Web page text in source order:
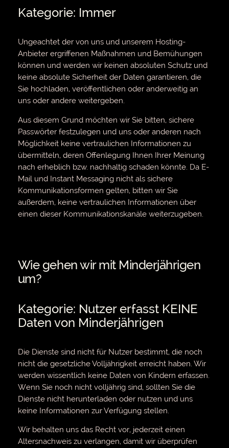
Kategorie: Immer
Ungeachtet der von uns und unserem Hosting-
Anbieter ergriffenen Maßnahmen und Bemühungen
können und werden wir keinen absoluten Schutz und
keine absolute Sicherheit der Daten garantieren, die
Sie hochladen, veröffentlichen oder anderweitig an
uns oder andere weitergeben.
Aus diesem Grund möchten wir Sie bitten, sichere
Passwörter festzulegen und uns oder anderen nach
Möglichkeit keine vertraulichen Informationen zu
übermitteln, deren Offenlegung Ihnen Ihrer Meinung
nach erheblich bzw. nachhaltig schaden könnte. Da E-
Mail und Instant Messaging nicht als sichere
Kommunikationsformen gelten, bitten wir Sie
außerdem, keine vertraulichen Informationen über
einen dieser Kommunikationskanäle weiterzugeben.
Wie gehen wir mit Minderjährigen
um?
Kategorie: Nutzer erfasst KEINE
Daten von Minderjährigen
Die Dienste sind nicht für Nutzer bestimmt, die noch
nicht die gesetzliche Volljährigkeit erreicht haben. Wir
werden wissentlich keine Daten von Kindern erfassen.
Wenn Sie noch nicht volljährig sind, sollten Sie die
Dienste nicht herunterladen oder nutzen und uns
keine Informationen zur Verfügung stellen.
Wir behalten uns das Recht vor, jederzeit einen
Altersnachweis zu verlangen, damit wir überprüfen